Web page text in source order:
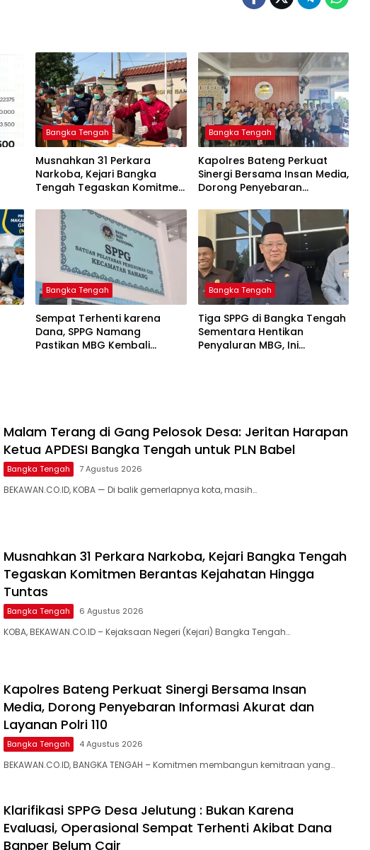
Bangka Tengah
Musnahkan 31 Perkara
Narkoba, Kejari Bangka
Tengah Tegaskan Komitmen
Tuntas
Bangka Tengah
‎Kapolres Bateng Perkuat
Sinergi Bersama Insan Media,
Dorong Penyebaran
Layanan Polri 110
Bangka Tengah
‎Sempat Terhenti karena
Dana, SPPG Namang
Pastikan MBG Kembali
Bangka Tengah
‎Tiga SPPG di Bangka Tengah
Sementara Hentikan
Penyaluran MBG, Ini
Malam Terang di Gang Pelosok Desa: Jeritan Harapan
Ketua APDESI Bangka Tengah untuk PLN Babel
Bangka Tengah 7 Agustus 2026
BEKAWAN.CO.ID, KOBA — Di balik gemerlapnya kota, masih…
Musnahkan 31 Perkara Narkoba, Kejari Bangka Tengah
Tegaskan Komitmen Berantas Kejahatan Hingga
Tuntas
Bangka Tengah 6 Agustus 2026
KOBA, BEKAWAN.CO.ID – Kejaksaan Negeri (Kejari) Bangka Tengah…
‎Kapolres Bateng Perkuat Sinergi Bersama Insan
Media, Dorong Penyebaran Informasi Akurat dan
Layanan Polri 110
Bangka Tengah 4 Agustus 2026
BEKAWAN.CO.ID, BANGKA TENGAH – Komitmen membangun kemitraan yang…
‎Klarifikasi SPPG Desa Jelutung : Bukan Karena
Evaluasi, Operasional Sempat Terhenti Akibat Dana
Banper Belum Cair